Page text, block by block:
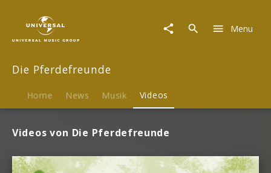
Pferdefreunde
Videos
Menu
Die Pferdefreunde
Home News Musik Videos
Videos von Die Pferdefreunde